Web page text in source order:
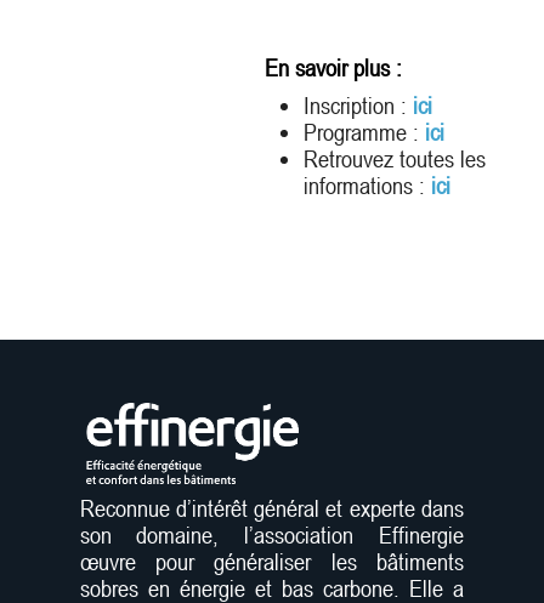
En savoir plus :
Inscription : ici
Programme : ici
Retrouvez toutes les
informations : ici
Reconnue d’intérêt général et experte dans
son domaine, l’association Effinergie
œuvre pour généraliser les bâtiments
sobres en énergie et bas carbone. Elle a